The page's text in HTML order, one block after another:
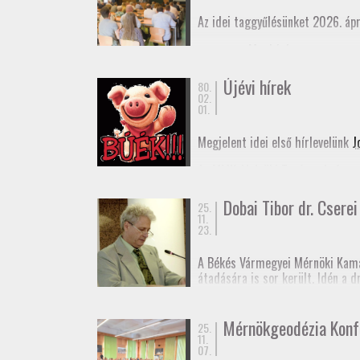
Az idei taggyűlésünket 2026.
80.
02.
01.
Újévi hírek
Megjelent idei első hírlevelünk
Boldog Új Évet Kívánunk a
25.
11.
23.
Dobai Tibor dr.
A Békés Vármegyei Mérnöki
átadására is sor került. Idén a
Dr. Cserei Pál a Békés
Gratulálunk!
25.
11.
07.
Mérnökgeodézia